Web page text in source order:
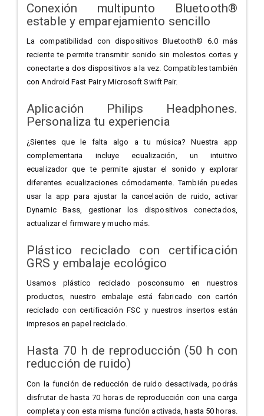
Conexión multipunto Bluetooth®
estable y emparejamiento sencillo
La compatibilidad con dispositivos Bluetooth® 6.0 más
reciente te permite transmitir sonido sin molestos cortes y
conectarte a dos dispositivos a la vez. Compatibles también
con Android Fast Pair y Microsoft Swift Pair.
Aplicación Philips Headphones.
Personaliza tu experiencia
¿Sientes que le falta algo a tu música? Nuestra app
complementaria incluye ecualización, un intuitivo
ecualizador que te permite ajustar el sonido y explorar
diferentes ecualizaciones cómodamente. También puedes
usar la app para ajustar la cancelación de ruido, activar
Dynamic Bass, gestionar los dispositivos conectados,
actualizar el firmware y mucho más.
Plástico reciclado con certificación
GRS y embalaje ecológico
Usamos plástico reciclado posconsumo en nuestros
productos, nuestro embalaje está fabricado con cartón
reciclado con certificación FSC y nuestros insertos están
impresos en papel reciclado.
Hasta 70 h de reproducción (50 h con
reducción de ruido)
Con la función de reducción de ruido desactivada, podrás
disfrutar de hasta 70 horas de reproducción con una carga
completa y con esta misma función activada, hasta 50 horas.